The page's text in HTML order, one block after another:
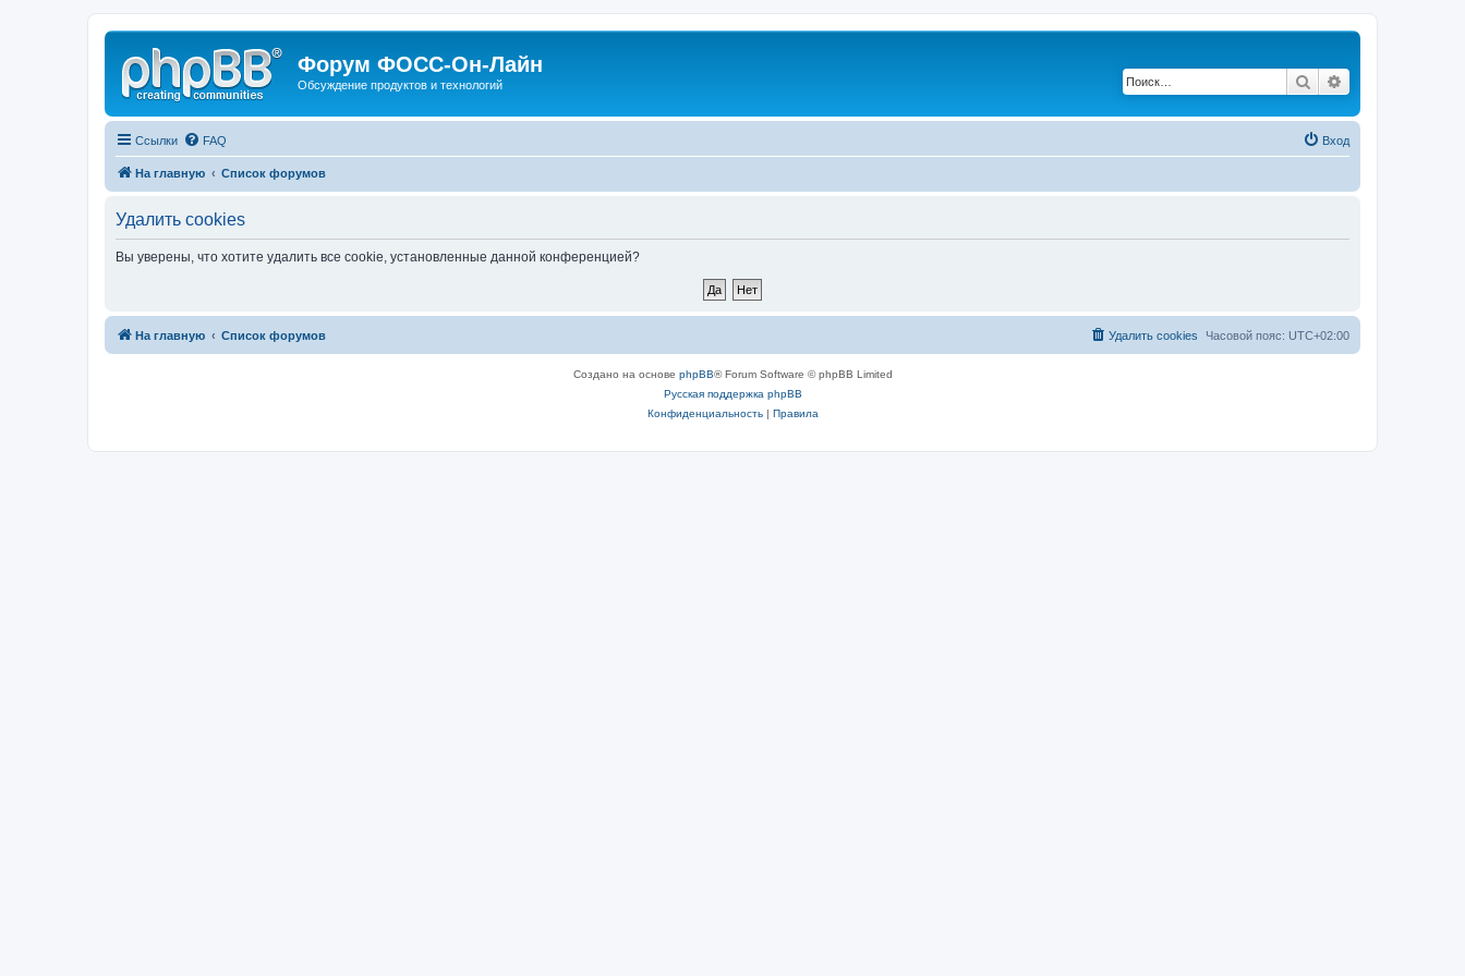
Форум ФОСС-Он-Лайн
Обсуждение продуктов и технологий Поиск
Ссылки FAQ Вход
На главную Список форумов
Удалить cookies
Вы уверены, что хотите удалить все cookie, установленные данной конференцией?
На главную Список форумов Часовой пояс: UTC+02:00
Удалить cookies
Создано на основе phpBB® Forum Software © phpBB Limited
Русская поддержка phpBB
Конфиденциальность| Правила